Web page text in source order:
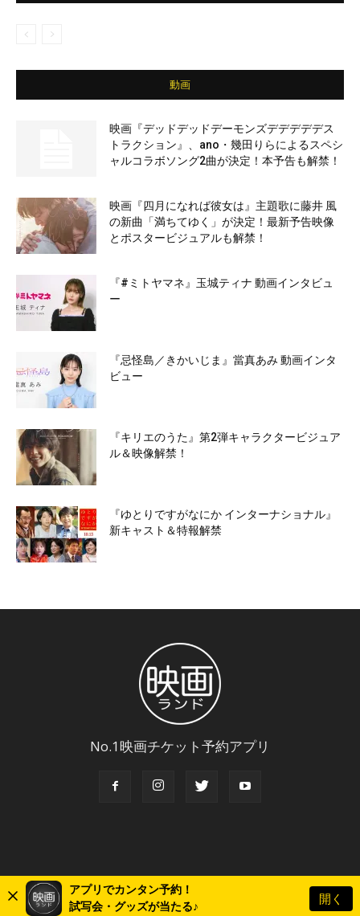
アプリでカンタン予約！
試写会・グッズが当たる♪
開く
動画
映画『デッドデッドデーモンズデデデデデス
トラクション』、ano・幾田りらによるスペシ
ャルコラボソング2曲が決定！本予告も解禁！
映画『四月になれば彼女は』主題歌に藤井 風
の新曲「満ちてゆく」が決定！最新予告映像
とポスタービジュアルも解禁！
『#ミトヤマネ』玉城ティナ 動画インタビュ
ー
『忌怪島／きかいじま』當真あみ 動画インタ
ビュー
『キリエのうた』第2弾キャラクタービジュア
ル＆映像解禁！
『ゆとりですがなにか インターナショナル』
新キャスト＆特報解禁
No.1映画チケット予約アプリ
© Copyright 2018 Eigaland, inc. All Rights Reserved.